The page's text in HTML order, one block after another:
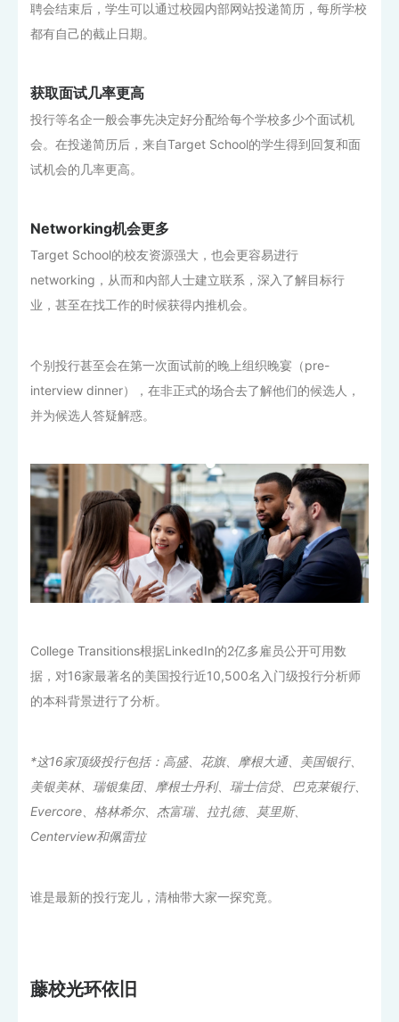
聘会结束后，学生可以通过校园内部网站投递简历，每所学校
都有自己的截止日期。
获取面试几率更高
投行等名企一般会事先决定好分配给每个学校多少个面试机
会。在投递简历后，来自Target School的学生得到回复和面
试机会的几率更高。
Networking机会更多
Target School的校友资源强大，也会更容易进行
networking，从而和内部人士建立联系，深入了解目标行
业，甚至在找工作的时候获得内推机会。
个别投行甚至会在第一次面试前的晚上组织晚宴（pre-
interview dinner），在非正式的场合去了解他们的候选人，
并为候选人答疑解惑。
College Transitions根据LinkedIn的2亿多雇员公开可用数
据，对16家最著名的美国投行近10,500名入门级投行分析师
的本科背景进行了分析。
*这16家顶级投行包括：高盛、花旗、摩根大通、美国银行、
美银美林、瑞银集团、摩根士丹利、瑞士信贷、巴克莱银行、
Evercore、格林希尔、杰富瑞、拉扎德、莫里斯、
Centerview和佩雷拉
谁是最新的投行宠儿，清柚带大家一探究竟。
藤校光环依旧